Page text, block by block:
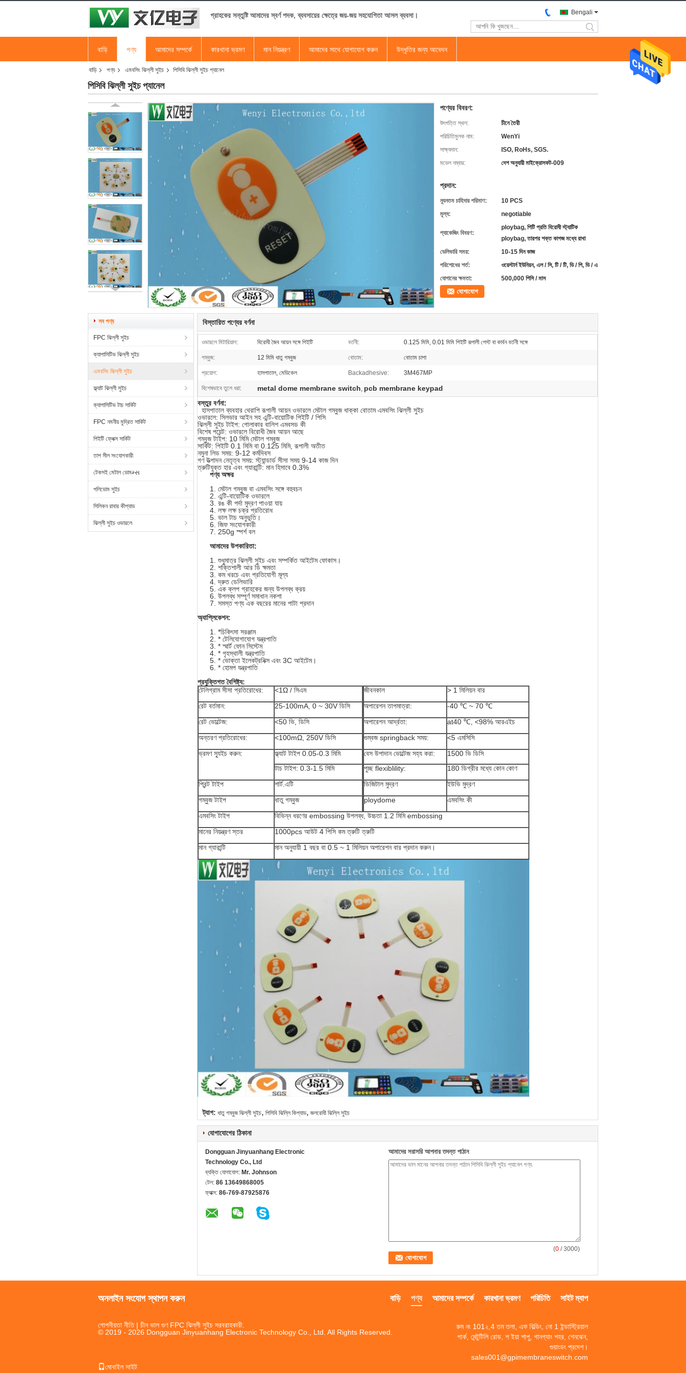
গ্রাহকের সন্তুষ্টি আমাদের স্বর্ণ পদক, ব্যবসায়ের ক্ষেত্রে জয়-জয় সহযোগিতা আসল ব্যবসা। Bengali
search
বাড়ি পণ্য আমাদের সম্পর্কে কারখানা ভ্রমণ মান নিয়ন্ত্রণ আমাদের সাথে যোগাযোগ করুন উদ্ধৃতির জন্য আবেদন
বাড়ি পণ্য এমবসিং ঝিল্লী সুইচ পিসিবি ঝিল্লী সুইচ প্যানেল
পিসিবি ঝিল্লী সুইচ প্যানেল
পণ্যের বিবরণ:
উৎপত্তি স্থল:
চীনে তৈরী
পরিচিতিমুলক নাম:
WenYi
সাক্ষ্যদান:
ISO, RoHs, SGS.
মডেল নম্বার:
দেশ অনুযায়ী মাইক্রোসফট-009
প্রদান:
ন্যূনতম চাহিদার পরিমাণ:
10 PCS
মূল্য:
negotiable
প্যাকেজিং বিবরণ:
ploybag, পিটি প্রতি বিরোধী স্ট্যাটিক
ploybag, তারপর শক্ত কাগজ মধ্যে রাখা
ডেলিভারি সময়:
10-15 দিন কাজ
পরিশোধের শর্ত:
ওয়েস্টার্ন ইউনিয়ন, এল / সি, টি / টি, ডি / পি, ডি / এ
যোগানের ক্ষমতা:
500,000 পিসি / মাস
যোগাযোগ
সব পণ্য
FPC ঝিল্লী সুইচ
ক্যাপাসিটিভ ঝিল্লী সুইচ
এমবসিং ঝিল্লী সুইচ
ফ্ল্যাট ঝিল্লী সুইচ
ক্যাপাসিটিভ টাচ সার্কিট
FPC নমনীয় মুদ্রিত সার্কিট
পিইটি ফ্লেক্স সার্কিট
তাপ সীল সংযোগকারী
টেকসই মেটাল ডোমમ્સ
পলিডোম সুইচ
সিলিকন রাবার কীপ্যাড
ঝিল্লী সুইচ ওভারলে
বিস্তারিত পণ্যের বর্ণনা
ওভারলে মিটারিয়াল: বিরোধী জৈব আয়ন সঙ্গে পিইটি বর্তনী: 0.125 মিমি, 0.01 মিমি পিইটি রূপালী পেস্ট বা কার্বন বর্তনী সঙ্গে
গম্বুজ: 12 মিমি ধাতু গম্বুজ বোতাম: বোতাম চাপা
প্রয়োগ: হাসপাতাল, মেডিকেল Backadhesive: 3M467MP
বিশেষভাবে তুলে ধরা: metal dome membrane switch, pcb membrane keypad
বস্তুর বর্ণনা:
হাসপাতাল ব্যবহার থেরাপি রূপালী আয়ন ওভারলে মেটাল গম্বুজ ধাক্কা বোতাম এমবসিং ঝিল্লী সুইচ
ওভারলে: সিলভার আইন সহ এন্টি-বায়োটিক পিইটি / পিসি
ঝিল্লী সুইচ টাইপ: গোলাকার বালিশ এমবসড কী
বিশেষ পয়েন্ট: ওভারলে বিরোধী জৈব আয়ন আছে
গম্বুজ টাইপ: 10 মিমি মেটাল গম্বুজ
সার্কিট: পিইটি 0.1 মিমি বা 0.125 মিমি, রূপালী অতীত
নমুনা লিড সময়: 9-12 কর্মদিবস
গণ উত্পাদন নেতৃত্ব সময়: স্ট্যান্ডার্ড সীসা সময় 9-14 কাজ দিন
ত্রুটিযুক্ত হার এবং গ্যারান্টি: মান হিসাবে 0.3%
পণ্য অক্ষর
মেটাল গম্বুজ বা এমবসিং সঙ্গে বহুবচন
এন্টি-বায়োটিক ওভারলে
রঙ কী পর্দা মুদ্রণ পাওয়া যায়
লক্ষ লক্ষ চক্র প্রতিরোধ
ভাল টাচ অনুভূতি।
জিফ সংযোগকারী
250g স্পর্শ বল
আমাদের উপকারিতা:
শুধুমাত্র ঝিল্লী সুইচ এবং সম্পর্কিত আইটেম ফোকাস।
শক্তিশালী আর ডি ক্ষমতা
কম খরচে এবং প্রতিযোগী মূল্য
দ্রুত ডেলিভারি
এক ক্লপ গ্রাহকের জন্য উপলব্ধ ক্রয়
উপলব্ধ সম্পূর্ণ সমাধান নকশা
সমস্ত পণ্য এক বছরের মানের পাটা প্রদান
অ্যাপ্লিকেশন:
*চিকিৎসা সরঞ্জাম
* টেলিযোগাযোগ যন্ত্রপাতি
* স্মার্ট ফোন সিস্টেম
* গৃহস্থালী যন্ত্রপাতি
* ভোক্তা ইলেকট্রনিক্স এবং 3C আইটেম।
* হোমপ যন্ত্রপাতি
প্রযুক্তিগত বৈশিষ্ট্য:
টেলিগ্রাম সীসা প্রতিরোধের:
<1Ω / সিএম জীবনকাল
> 1 মিলিয়ন বার
রেট বর্তমান:
25-100mA, 0 ~ 30V ডিসি অপারেশন তাপমাত্রা:
-40 ℃ ~ 70 ℃
রেট ভোল্টেজ:
<50 ভি, ডিসি অপারেশন আর্দ্রতা:
at40 ℃, <98% আরএইচ
অন্তরণ প্রতিরোধের:
<100mΩ, 250V ডিসি গুম্বজ springback সময়:
<5 এমসিসি
ভ্রমণ স্যুইচ করুন:
ফ্ল্যাট টাইপ 0.05-0.3 মিমি বেস উপাদান ভোল্টেজ সহ্য করা:
1500 ভি ডিসি
টাচ টাইপ: 0.3-1.5 মিমি
পুচ্ছ flexiblility:
180 ডিগ্রীর মধ্যে কোন কোণ
প্রিন্ট টাইপ
শার্ট.এটি ডিজিটাল মুদ্রণ
ইউভি মুদ্রণ
গম্বুজ টাইপ
ধাতু গম্বুজ ploydome
এমবসিং কী
এমবসিং টাইপ
বিভিন্ন ধরণের embossing উপলব্ধ, উচ্চতা 1.2 মিমি embossing
মানের নিয়ন্ত্রণ স্তর
1000pcs আউট 4 পিসি কম ত্রুটি ত্রুটি
মান গ্যারান্টি
মান অনুযায়ী 1 বছর বা 0.5 ~ 1 মিলিয়ন অপারেশন বার প্রদান করুন।
ট্যাগ: ধাতু গম্বুজ ঝিল্লী সুইচ, পিসিবি ঝিল্লি কিপ্যাড, জলরোধী ঝিল্লি সুইচ
যোগাযোগের ঠিকানা
Dongguan Jinyuanhang Electronic
Technology Co., Ltd
ব্যক্তি যোগাযোগ: Mr. Johnson
টেল: 86 13649868005
ফ্যাক্স: 86-769-87925876
আমাদের সরাসরি আপনার তদন্ত পাঠান
(0 / 3000)
অনলাইন সংযোগ স্থাপন করুন সাইট ম্যাপ
পরিচিতি
কারখানা ভ্রমণ
আমাদের সম্পর্কে
পণ্য
বাড়ি
গোপনীয়তা নীতি| চীন ভাল গুণ FPC ঝিল্লী সুইচ সরবরাহকারী.
© 2019 - 2026 Dongguan Jinyuanhang Electronic Technology Co., Ltd. All Rights Reserved.
রুম নং 101২,4 তম তলা, এফ বিল্ডিং, নো 1 ইন্ডাস্ট্রিয়াল
পার্ক, মেন্টুটিলি রোড, শ ইয়া শাপু, গানগ্যাং শহর, শেনঝেন,
গুয়াংডং প্রদেশ।
sales001@gpimembraneswitch.com
মোবাইল সাইট